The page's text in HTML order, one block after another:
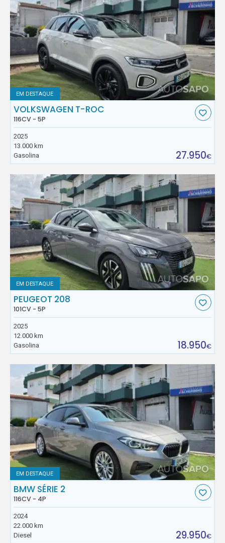
EM DESTAQUE
VOLKSWAGEN T-ROC
116CV - 5P
2025
13.000 km
Gasolina
27.950€
EM DESTAQUE
PEUGEOT 208
101CV - 5P
2025
12.000 km
Gasolina
18.950€
EM DESTAQUE
BMW SÉRIE 2
116CV - 4P
2024
22.000 km
Diesel
29.950€